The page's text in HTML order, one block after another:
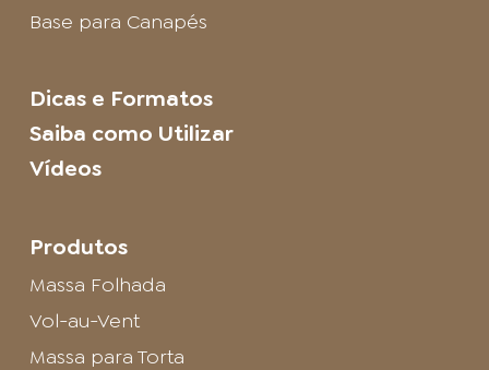
Base para Canapés
Dicas e Formatos
Saiba como Utilizar
Vídeos
Produtos
Massa Folhada
Vol-au-Vent
Massa para Torta